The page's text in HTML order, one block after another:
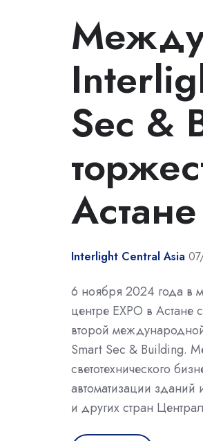
Sec &
Астане
Interlight Central Asia
6 ноября 2024 года в
центре EXPO в Астане
второй
Smart Sec & Building.
светотехнического
автоматизации зданий
и других стран